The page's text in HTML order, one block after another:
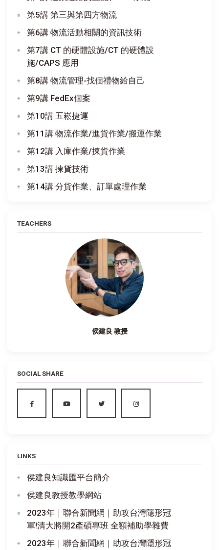
第5講 第三與第四方物流
第6講 物流活動相關的資訊技術
第7講 CT 的硬體設施/CT 的硬體設
施/CAPS 應用
第8講 物流管理-找個禮物給自己
第9講 FedEx個案
第10講 五崧捷運
第11講 物流作業/進貨作業/搬運作業
第12講 入庫作業/揀貨作業
第13講 揀貨技術
第14講 分貨作業、訂單處理作業
TEACHERS
侯建良 教授
SOCIAL SHARE
LINKS
侯建良知識匯平台簡介
侯建良教授教學網站
2023年｜聯合新聞網｜助攻台灣隱形冠
軍!清大將開2產碩專班 全額補助學雜費
2023年｜聯合新聞網｜助攻台灣隱形冠